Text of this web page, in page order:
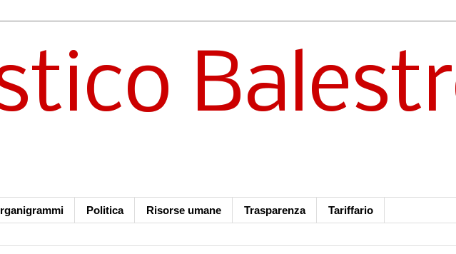
Politica Risorse umane Trasparenza Tariffario